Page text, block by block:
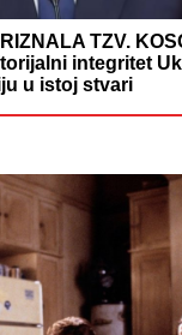
TZV.
integritet
u istoj stvari